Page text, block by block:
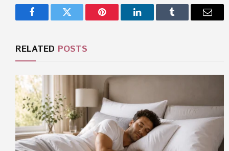
FacebookTwitter Pinterest LinkedInTumblr Email
RELATED POSTS